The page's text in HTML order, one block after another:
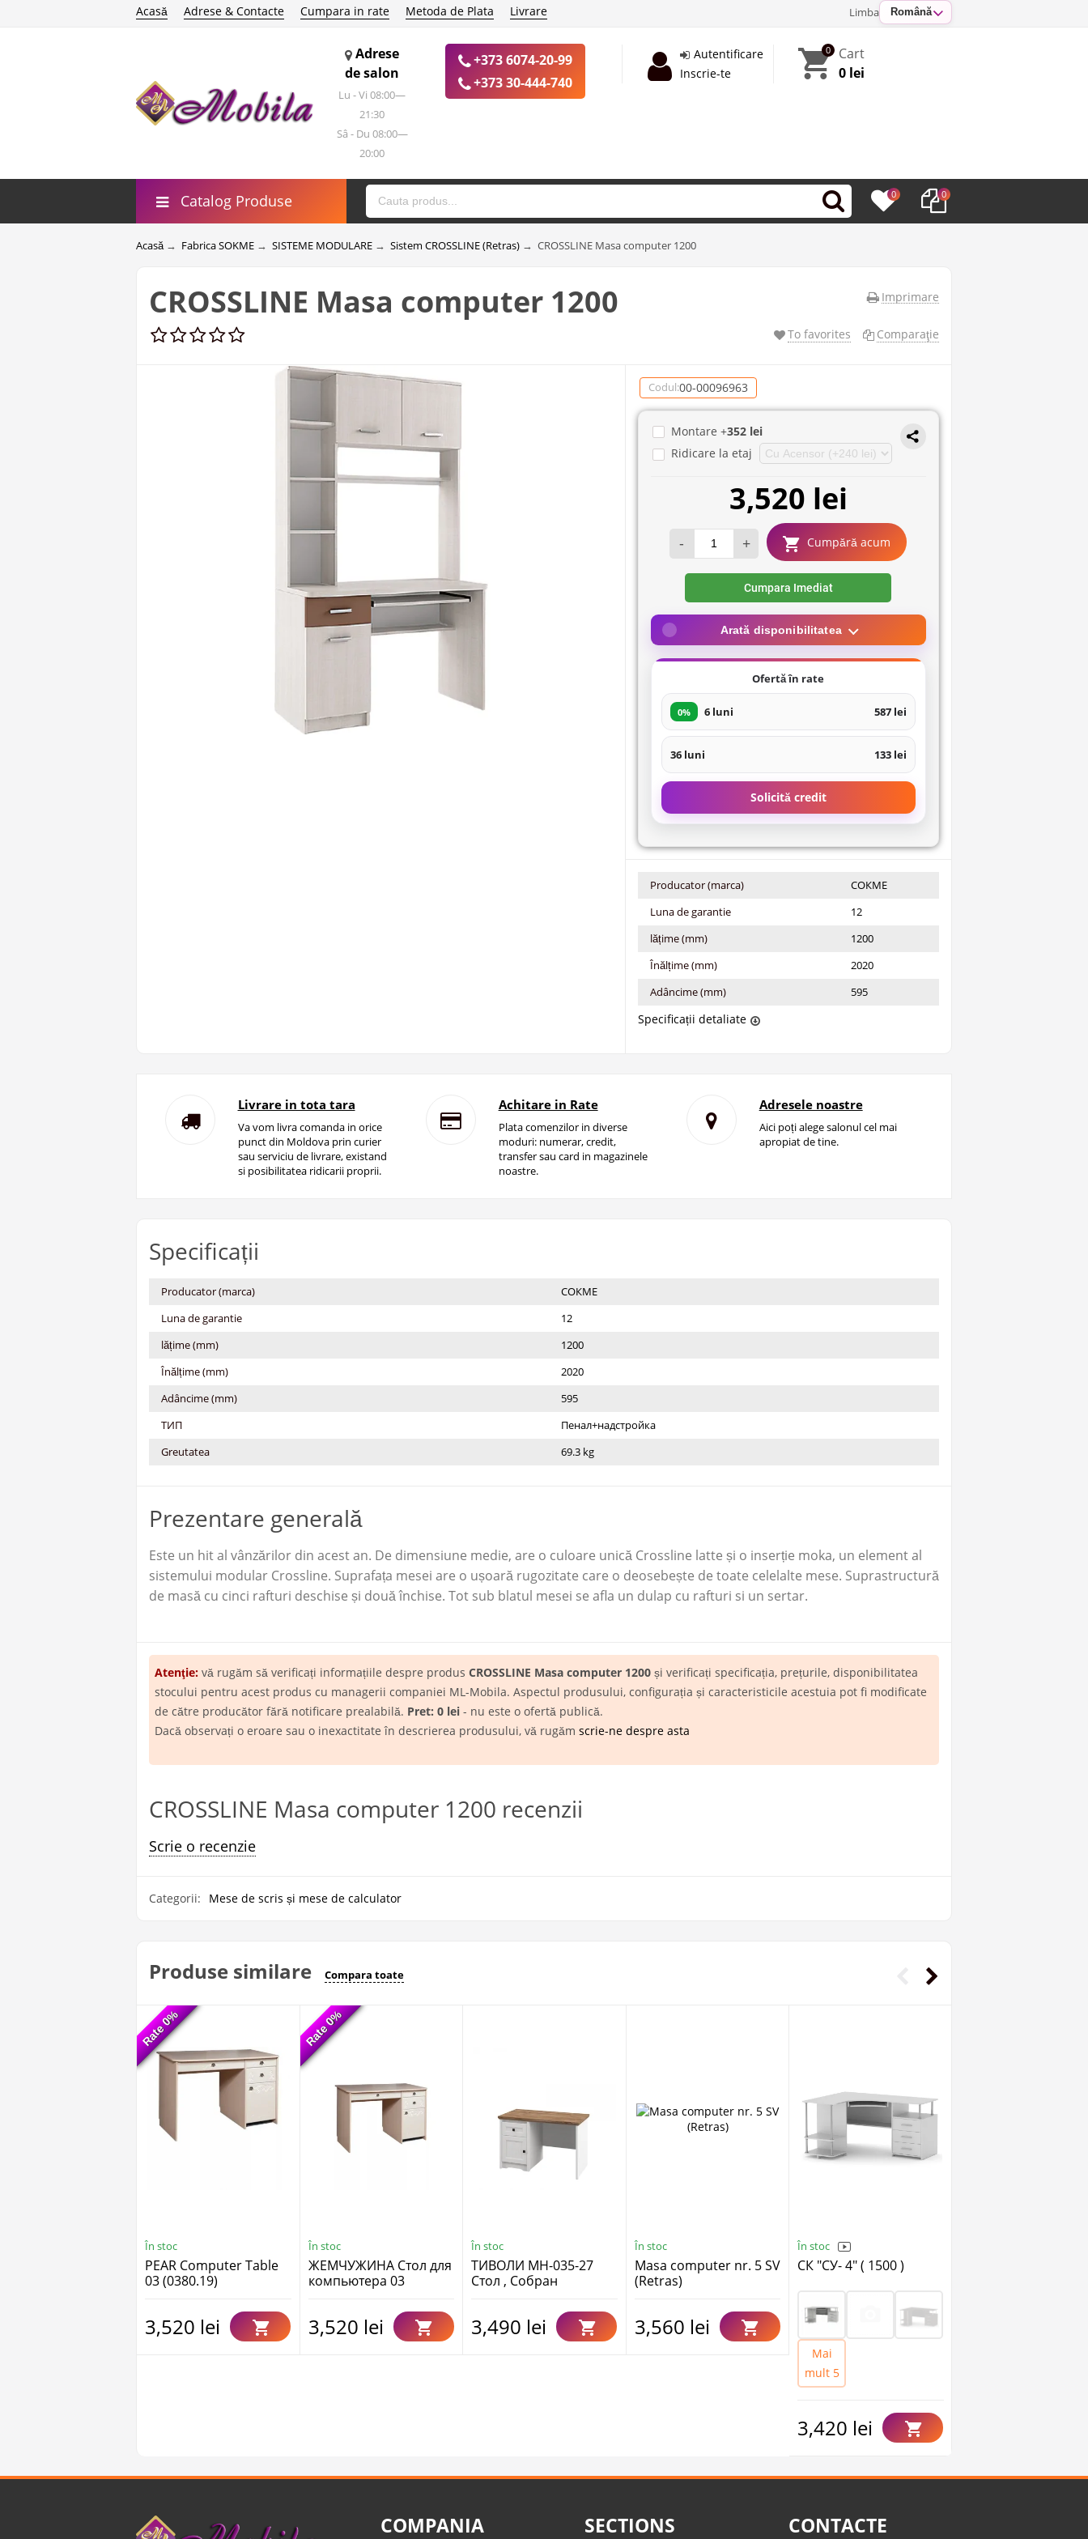
Limba Română
Acasă Adrese & Contacte Cumpara in rate Metoda de Plata Livrare
Adrese
de salon
Lu - Vi 08:00—
21:30
Sâ - Du 08:00—
20:00
+373 6074-20-99
+373 30-444-740
Autentificare
Inscrie-te
0
Cart
0 lei
Catalog Produse 0 0
Acasă → Fabrica SOKME → SISTEME MODULARE → Sistem CROSSLINE (Retras) → CROSSLINE Masa computer 1200
Imprimare
CROSSLINE Masa computer 1200
To favorites Comparaţie
Codul:00-00096963
Montare +352 lei
Ridicare la etaj
3,520 lei
- + Cumpără acum
Cumpara Imediat
Arată disponibilitatea
Ofertă în rate
0% 6 luni 587 lei
36 luni 133 lei
Solicită credit
Producator (marca)
СОКМЕ
Luna de garantie
12
lățime (mm)
1200
Înălțime (mm)
2020
Adâncime (mm)
595
Specificații detaliate
Livrare in tota tara
Va vom livra comanda in orice
punct din Moldova prin curier
sau serviciu de livrare, existand
si posibilitatea ridicarii proprii.
Achitare in Rate
Plata comenzilor in diverse
moduri: numerar, credit,
transfer sau card in magazinele
noastre.
Adresele noastre
Aici poți alege salonul cel mai
apropiat de tine.
Specificații
Producator (marca)
СОКМЕ
Luna de garantie
12
lățime (mm)
1200
Înălțime (mm)
2020
Adâncime (mm)
595
ТИП
Пенал+надстройка
Greutatea
69.3 kg
Prezentare generală
Este un hit al vânzărilor din acest an. De dimensiune medie, are o culoare unică Crossline latte și o inserție moka, un element al
sistemului modular Crossline. Suprafața mesei are o ușoară rugozitate care o deosebește de toate celelalte mese. Suprastructură
de masă cu cinci rafturi deschise și două închise. Tot sub blatul mesei se afla un dulap cu rafturi si un sertar.
Atenţie: vă rugăm să verificați informațiile despre produs CROSSLINE Masa computer 1200 și verificați specificația, prețurile, disponibilitatea
stocului pentru acest produs cu managerii companiei ML-Mobila. Aspectul produsului, configurația și caracteristicile acestuia pot fi modificate
de către producător fără notificare prealabilă. Pret: 0 lei - nu este o ofertă publică.
Dacă observați o eroare sau o inexactitate în descrierea produsului, vă rugăm scrie-ne despre asta
CROSSLINE Masa computer 1200 recenzii
Scrie o recenzie
Categorii: Mese de scris și mese de calculator
Produse similare Compara toate
În stoc
PEAR Computer Table
03 (0380.19)
3,520 lei
Rate 0%
Rate 0%
În stoc
ЖЕМЧУЖИНА Стол для
компьютера 03
3,520 lei
Rate 0%
Rate 0%
În stoc
ТИВОЛИ МН-035-27
Стол , Собран
3,490 lei
În stoc
Masa computer nr. 5 SV
(Retras)
3,560 lei
În stoc
СК "СУ- 4" ( 1500 )
Mai
mult 5
3,420 lei
COMPANIA SECTIONS CONTACTE